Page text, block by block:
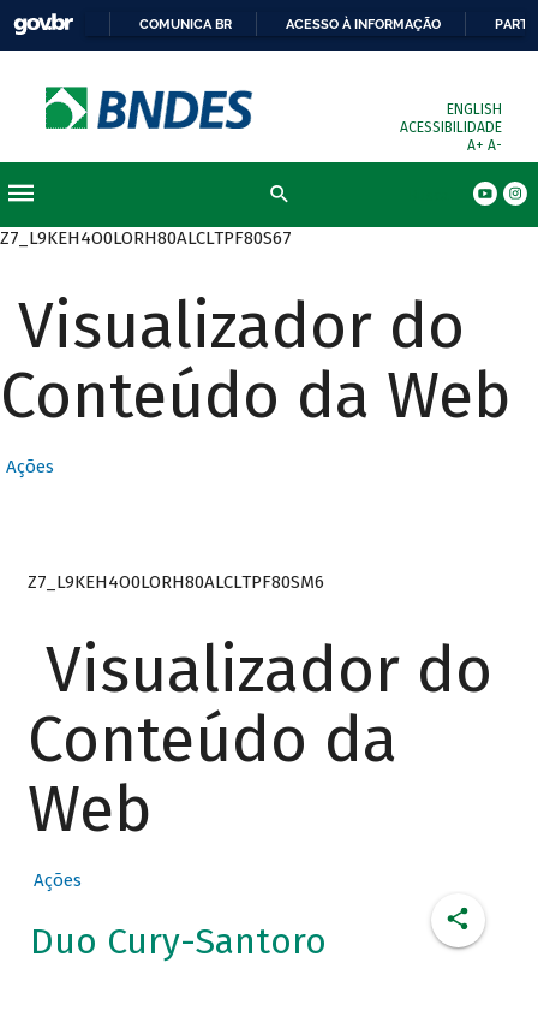
COMUNICA BR ACESSO À INFORMAÇÃO
ENGLISH
ACESSIBILIDADE
A+ A-
Z7_L9KEH4O0LORH80ALCLTPF80S67
Visualizador do
Conteúdo da Web
Ações
Z7_L9KEH4O0LORH80ALCLTPF80SM6
Visualizador do
Conteúdo da
Web
Ações
Duo Cury-Santoro